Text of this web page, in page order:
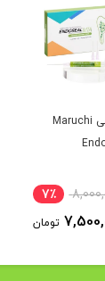
سیلر ماروچی Maruchi
7٪
تومان